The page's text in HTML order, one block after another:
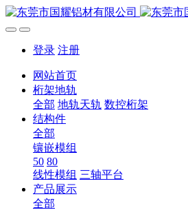
登录 注册
网站首页
桁架地轨
全部 地轨天轨 数控桁架
结构件
全部
镶嵌模组
50 80
线性模组 三轴平台
产品展示
全部